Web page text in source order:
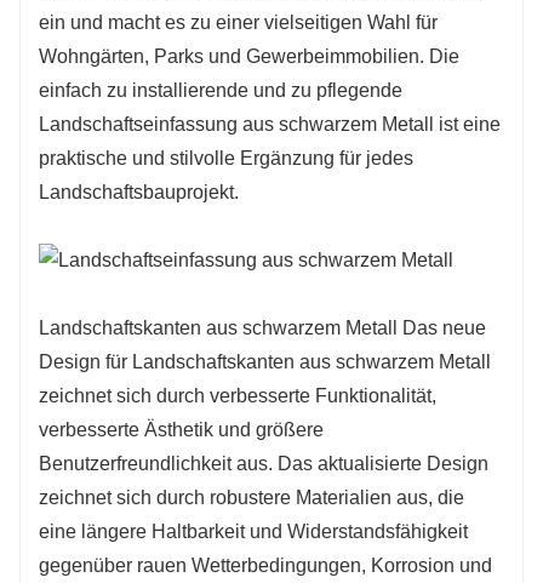
ein und macht es zu einer vielseitigen Wahl für
Wohngärten, Parks und Gewerbeimmobilien. Die
einfach zu installierende und zu pflegende
Landschaftseinfassung aus schwarzem Metall ist eine
praktische und stilvolle Ergänzung für jedes
Landschaftsbauprojekt.
Landschaftskanten aus schwarzem Metall Das neue
Design für Landschaftskanten aus schwarzem Metall
zeichnet sich durch verbesserte Funktionalität,
verbesserte Ästhetik und größere
Benutzerfreundlichkeit aus. Das aktualisierte Design
zeichnet sich durch robustere Materialien aus, die
eine längere Haltbarkeit und Widerstandsfähigkeit
gegenüber rauen Wetterbedingungen, Korrosion und